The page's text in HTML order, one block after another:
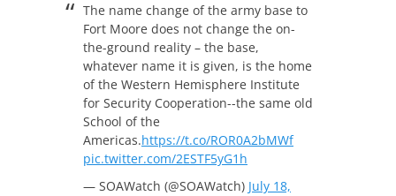
The name change of the army base to
Fort Moore does not change the on-
the-ground reality – the base,
whatever name it is given, is the home
of the Western Hemisphere Institute
for Security Cooperation--the same old
School of the
Americas.https://t.co/ROR0A2bMWf
pic.twitter.com/2ESTF5yG1h
— SOAWatch (@SOAWatch) July 18,